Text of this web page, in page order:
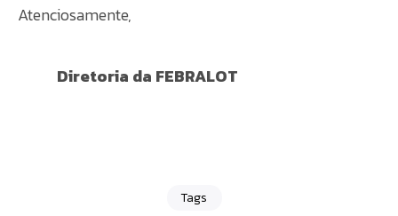
Atenciosamente,
Diretoria da FEBRALOT
Tags